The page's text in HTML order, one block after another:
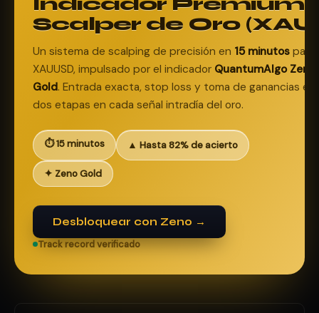
Scalper de Oro
Un sistema de scalping de precisión en 15 minutos para
XAUUSD, impulsado por el indicador QuantumAlgo Zeno
Gold. Entrada exacta, stop loss y toma de ganancias en
dos etapas en cada señal intradía del oro.
⏱ 15 minutos ▲ Hasta 82% de acierto
✦ Zeno Gold
Desbloquear con Zeno →
Track record verificado